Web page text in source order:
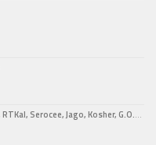
Ghost Writerz, RTKal, Serocee, Jago, Kosher, G.O.L.D